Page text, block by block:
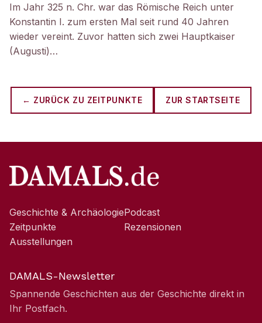
Im Jahr 325 n. Chr. war das Römische Reich unter
Konstantin I. zum ersten Mal seit rund 40 Jahren
wieder vereint. Zuvor hatten sich zwei Hauptkaiser
(Augusti)…
← ZURÜCK ZU ZEITPUNKTE ZUR STARTSEITE
Geschichte & Archäologie
Zeitpunkte
Ausstellungen
Podcast
Rezensionen
DAMALS-Newsletter
Spannende Geschichten aus der Geschichte direkt in
Ihr Postfach.